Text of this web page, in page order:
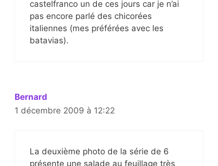
castelfranco un de ces jours car je n’ai
pas encore parlé des chicorées
italiennes (mes préférées avec les
batavias).
Bernard
1 décembre 2009 à 12:22
La deuxième photo de la série de 6
présente une salade au feuillage très